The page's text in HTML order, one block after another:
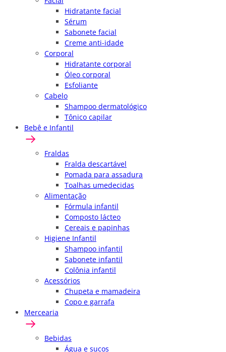
Hidratante facial
Sérum
Sabonete facial
Creme anti-idade
Corporal
Hidratante corporal
Óleo corporal
Esfoliante
Cabelo
Shampoo dermatológico
Tônico capilar
Bebê e Infantil
Fraldas
Fralda descartável
Pomada para assadura
Toalhas umedecidas
Alimentação
Fórmula infantil
Composto lácteo
Cereais e papinhas
Higiene Infantil
Shampoo infantil
Sabonete infantil
Colônia infantil
Acessórios
Chupeta e mamadeira
Copo e garrafa
Mercearia
Bebidas
Água e sucos